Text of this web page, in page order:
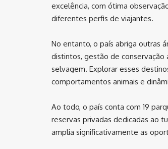
excelência, com ótima
diferentes perfis de viajantes.
No entanto, o país abriga outras
distintos, gestão de conservação
selvagem. Explorar esses
comportamentos animais e
Ao todo, o país conta com 19
reservas privadas dedicadas ao
amplia significativamente as